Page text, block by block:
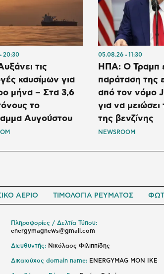
20:30
τις
καυσίμων για
μήνα – Στα 3,6
το
Αυγούστου
05.08.26 11:30
ΗΠΑ: Ο Τραμπ
παράταση της
από τον νόμο
για να μειώσει
της βενζίνης
NEWSROOM
ΑΕΡΙΟ ΤΙΜΟΛΟΓΙΑ ΡΕΥΜΑΤΟΣ
Πληροφορίες / Δελτία Τύπου:
energymagnews@gmail.com
Διευθυντής: Νικόλαος Φιλιππίδης
Δικαιούχος domain name: ENERGYMAG ΜΟΝ ΙΚΕ